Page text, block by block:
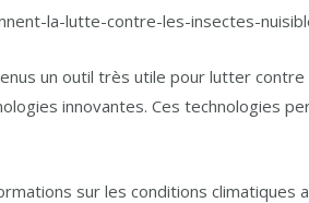
un outil très utile pour lutter
innovantes. Ces technologies
sur les conditions climatiques